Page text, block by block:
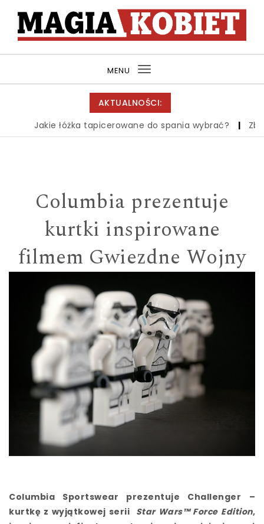
MENU
Toggle
navigation
AKTUALNOŚCI:
Jakie łóżka tapicerowane do spania wybrać? | Zbiór
Columbia prezentuje
kurtki inspirowane
filmem Gwiezdne Wojny
Columbia Sportswear prezentuje Challenger –
kurtkę z wyjątkowej serii Star Wars™ Force Edition,